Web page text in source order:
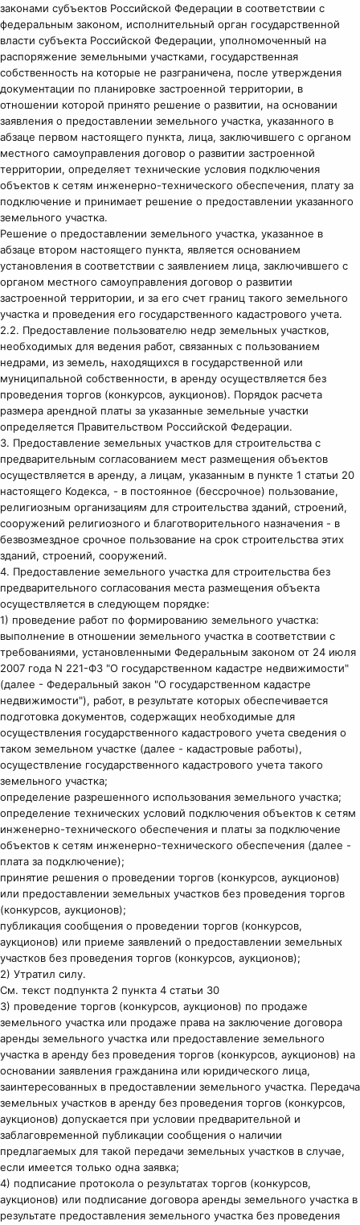
законами субъектов Российской Федерации в соответствии с
федеральным законом, исполнительный орган государственной
власти субъекта Российской Федерации, уполномоченный на
распоряжение земельными участками, государственная
собственность на которые не разграничена, после утверждения
документации по планировке застроенной территории, в
отношении которой принято решение о развитии, на основании
заявления о предоставлении земельного участка, указанного в
абзаце первом настоящего пункта, лица, заключившего с органом
местного самоуправления договор о развитии застроенной
территории, определяет технические условия подключения
объектов к сетям инженерно-технического обеспечения, плату за
подключение и принимает решение о предоставлении указанного
земельного участка.
Решение о предоставлении земельного участка, указанное в
абзаце втором настоящего пункта, является основанием
установления в соответствии с заявлением лица, заключившего с
органом местного самоуправления договор о развитии
застроенной территории, и за его счет границ такого земельного
участка и проведения его государственного кадастрового учета.
2.2. Предоставление пользователю недр земельных участков,
необходимых для ведения работ, связанных с пользованием
недрами, из земель, находящихся в государственной или
муниципальной собственности, в аренду осуществляется без
проведения торгов (конкурсов, аукционов). Порядок расчета
размера арендной платы за указанные земельные участки
определяется Правительством Российской Федерации.
3. Предоставление земельных участков для строительства с
предварительным согласованием мест размещения объектов
осуществляется в аренду, а лицам, указанным в пункте 1 статьи 20
настоящего Кодекса, - в постоянное (бессрочное) пользование,
религиозным организациям для строительства зданий, строений,
сооружений религиозного и благотворительного назначения - в
безвозмездное срочное пользование на срок строительства этих
зданий, строений, сооружений.
4. Предоставление земельного участка для строительства без
предварительного согласования места размещения объекта
осуществляется в следующем порядке:
1) проведение работ по формированию земельного участка:
выполнение в отношении земельного участка в соответствии с
требованиями, установленными Федеральным законом от 24 июля
2007 года N 221-ФЗ "О государственном кадастре недвижимости"
(далее - Федеральный закон "О государственном кадастре
недвижимости"), работ, в результате которых обеспечивается
подготовка документов, содержащих необходимые для
осуществления государственного кадастрового учета сведения о
таком земельном участке (далее - кадастровые работы),
осуществление государственного кадастрового учета такого
земельного участка;
определение разрешенного использования земельного участка;
определение технических условий подключения объектов к сетям
инженерно-технического обеспечения и платы за подключение
объектов к сетям инженерно-технического обеспечения (далее -
плата за подключение);
принятие решения о проведении торгов (конкурсов, аукционов)
или предоставлении земельных участков без проведения торгов
(конкурсов, аукционов);
публикация сообщения о проведении торгов (конкурсов,
аукционов) или приеме заявлений о предоставлении земельных
участков без проведения торгов (конкурсов, аукционов);
2) Утратил силу.
См. текст подпункта 2 пункта 4 статьи 30
3) проведение торгов (конкурсов, аукционов) по продаже
земельного участка или продаже права на заключение договора
аренды земельного участка или предоставление земельного
участка в аренду без проведения торгов (конкурсов, аукционов) на
основании заявления гражданина или юридического лица,
заинтересованных в предоставлении земельного участка. Передача
земельных участков в аренду без проведения торгов (конкурсов,
аукционов) допускается при условии предварительной и
заблаговременной публикации сообщения о наличии
предлагаемых для такой передачи земельных участков в случае,
если имеется только одна заявка;
4) подписание протокола о результатах торгов (конкурсов,
аукционов) или подписание договора аренды земельного участка в
результате предоставления земельного участка без проведения